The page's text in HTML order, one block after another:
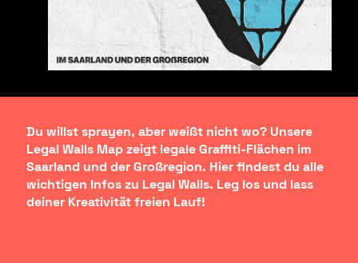
Du willst sprayen, aber weißt nicht wo? Unsere
Legal Walls Map zeigt legale Graffiti-Flächen im
Saarland und der Großregion. Hier findest du alle
wichtigen Infos zu Legal Walls. Leg los und lass
deiner Kreativität freien Lauf!